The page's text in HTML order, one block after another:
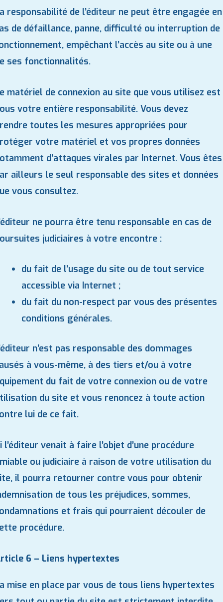
responsabilité de l’éditeur ne peut être engagée en
de défaillance, panne, difficulté ou interruption de
empêchant l’accès au site ou à une
ses fonctionnalités.
matériel de connexion au site que vous utilisez est
votre entière responsabilité. Vous devez
toutes les mesures appropriées pour
votre matériel et vos propres données
d’attaques virales par Internet. Vous êtes
ailleurs le seul responsable des sites et données
vous consultez.
ne pourra être tenu responsable en cas de
judiciaires à votre encontre :
du fait de l’usage du site ou de tout service
accessible via Internet ;
du fait du non-respect par vous des présentes
conditions générales.
n’est pas responsable des dommages
à vous-même, à des tiers et/ou à votre
du fait de votre connexion ou de votre
du site et vous renoncez à toute action
lui de ce fait.
l’éditeur venait à faire l’objet d’une procédure
ou judiciaire à raison de votre utilisation du
il pourra retourner contre vous pour obtenir
de tous les préjudices, sommes,
et frais qui pourraient découler de
procédure.
6 – Liens hypertextes
mise en place par vous de tous liens hypertextes